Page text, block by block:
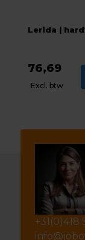
Lerida |
76,69
Excl. btw
+31(0)418